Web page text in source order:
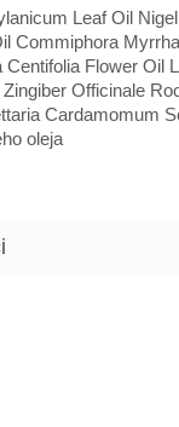
Leaf Oil
Commiphora
Flower
Officinale
Cardamomum
oleja
5 z 5 hviezdičiek.